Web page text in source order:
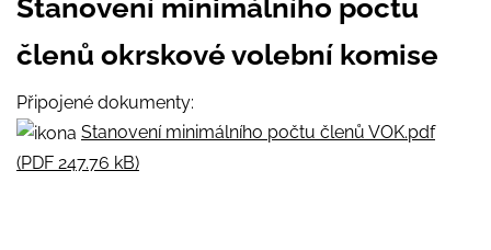
Stanovení minimálního počtu
členů okrskové volební komise
Připojené dokumenty:
Stanovení minimálního počtu členů VOK.pdf
(PDF 247.76 kB)